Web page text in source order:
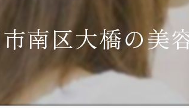
南区大橋の美